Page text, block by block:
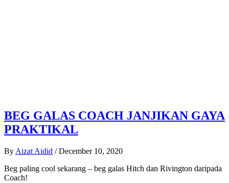
BEG GALAS COACH JANJIKAN GAYA
PRAKTIKAL
By Aizat Aidid / December 10, 2020
Beg paling cool sekarang – beg galas Hitch dan Rivington daripada
Coach!